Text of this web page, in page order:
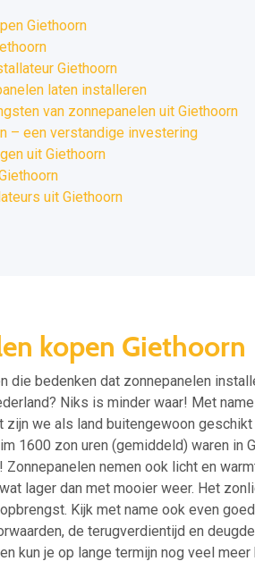
Giethoorn
Giethoorn
laten installeren
van zonnepanelen uit Giethoorn
– een verstandige investering
uit Giethoorn
uit Giethoorn
kopen Giethoorn
die bedenken dat zonnepanelen
Niks is minder waar! Met
we als land buitengewoon
1600 zon uren (gemiddeld) waren in
Zonnepanelen nemen ook licht en
lager dan met mooier weer. Het
Kijk met name ook even
de terugverdientijd en
kun je op lange termijn nog veel meer